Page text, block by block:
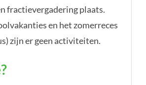
fractievergadering plaats.
en het zomerreces
zijn er geen activiteiten.